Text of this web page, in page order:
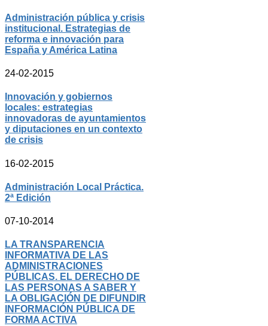
Administración pública y crisis
institucional. Estrategias de
reforma e innovación para
España y América Latina
24-02-2015
Innovación y gobiernos
locales: estrategias
innovadoras de ayuntamientos
y diputaciones en un contexto
de crisis
16-02-2015
Administración Local Práctica.
2ª Edición
07-10-2014
LA TRANSPARENCIA
INFORMATIVA DE LAS
ADMINISTRACIONES
PÚBLICAS. EL DERECHO DE
LAS PERSONAS A SABER Y
LA OBLIGACIÓN DE DIFUNDIR
INFORMACIÓN PÚBLICA DE
FORMA ACTIVA